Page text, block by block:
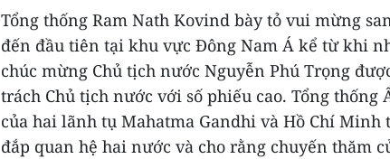
Tổng thống Ram Nath Kovind bày tỏ vui mừng
đến đầu tiên tại khu vực Đông Nam Á kể từ khi
chúc mừng Chủ tịch nước Nguyễn Phú Trọng
trách Chủ tịch nước với số phiếu cao. Tổng
của hai lãnh tụ Mahatma Gandhi và Hồ Chí
đắp quan hệ hai nước và cho rằng chuyến thăm